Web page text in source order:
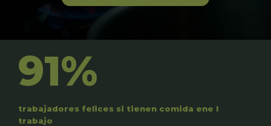
91%
trabajadores felices si tienen comida ene l
trabajo